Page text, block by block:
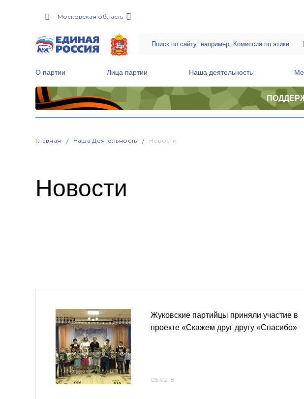
Московская область
О партии Лица партии Наша деятельность
Главная Наша Деятельность Новости
Новости
Жуковские партийцы приняли участие в
проекте «Скажем друг другу «Спасибо»
05.02.18